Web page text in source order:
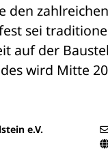
den
sei
auf der
wird Mitte
e.V.